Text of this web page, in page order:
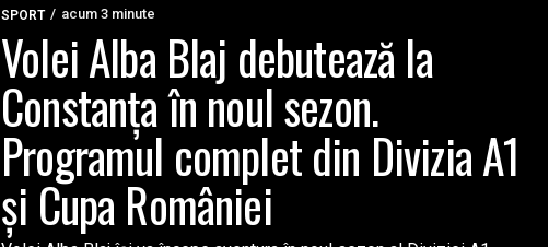
SPORT acum 3 minute
Volei Alba Blaj debutează la
Constanța în noul sezon.
Programul complet din Divizia A1
și Cupa României